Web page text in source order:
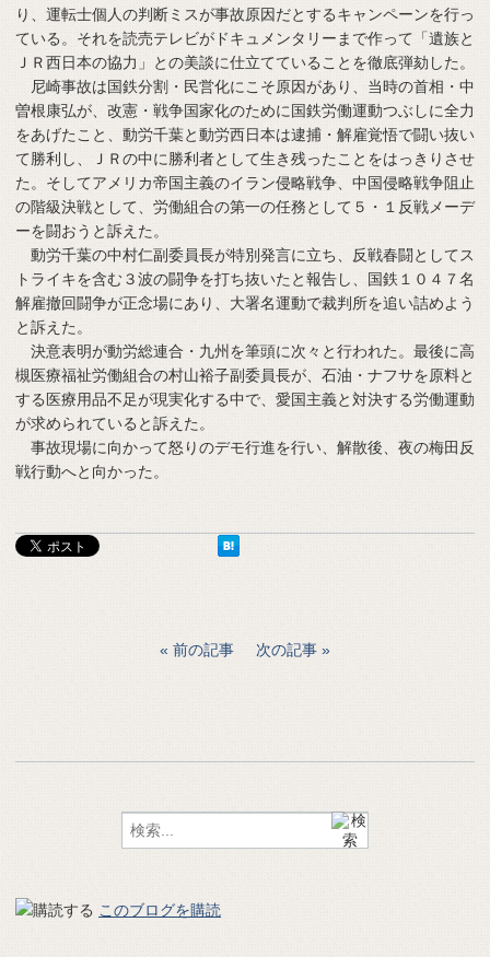
り、運転士個人の判断ミスが事故原因だとするキャンペーンを行っ
ている。それを読売テレビがドキュメンタリーまで作って「遺族と
ＪＲ西日本の協力」との美談に仕立てていることを徹底弾劾した。
尼崎事故は国鉄分割・民営化にこそ原因があり、当時の首相・中
曽根康弘が、改憲・戦争国家化のために国鉄労働運動つぶしに全力
をあげたこと、動労千葉と動労西日本は逮捕・解雇覚悟で闘い抜い
て勝利し、ＪＲの中に勝利者として生き残ったことをはっきりさせ
た。そしてアメリカ帝国主義のイラン侵略戦争、中国侵略戦争阻止
の階級決戦として、労働組合の第一の任務として５・１反戦メーデ
ーを闘おうと訴えた。
動労千葉の中村仁副委員長が特別発言に立ち、反戦春闘としてス
トライキを含む３波の闘争を打ち抜いたと報告し、国鉄１０４７名
解雇撤回闘争が正念場にあり、大署名運動で裁判所を追い詰めよう
と訴えた。
決意表明が動労総連合・九州を筆頭に次々と行われた。最後に高
槻医療福祉労働組合の村山裕子副委員長が、石油・ナフサを原料と
する医療用品不足が現実化する中で、愛国主義と対決する労働運動
が求められていると訴えた。
事故現場に向かって怒りのデモ行進を行い、解散後、夜の梅田反
戦行動へと向かった。
前の記事 次の記事
このブログを購読